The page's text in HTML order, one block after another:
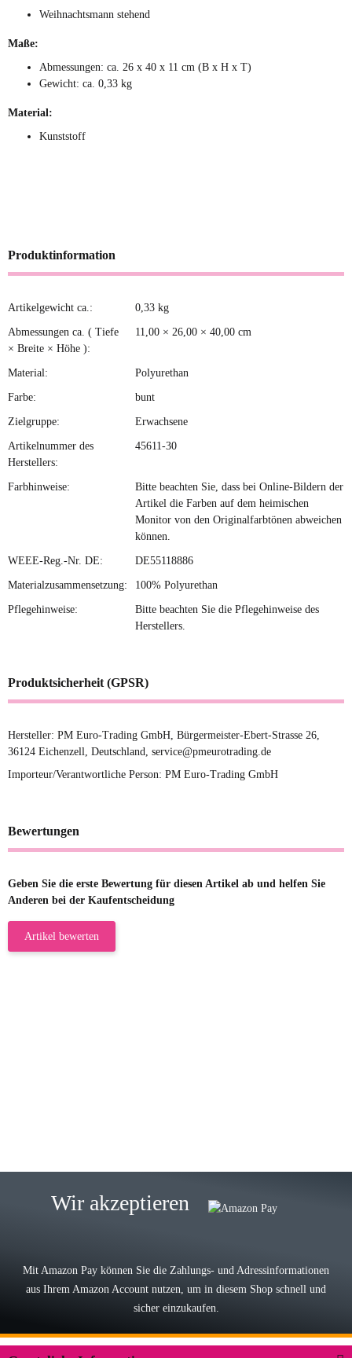
Weihnachtsmann stehend
Maße:
Abmessungen: ca. 26 x 40 x 11 cm (B x H x T)
Gewicht: ca. 0,33 kg
Material:
Kunststoff
Produktinformation
Produkteigenschaft
Wert
Artikelgewicht ca.: 0,33 kg
Abmessungen ca. ( Tiefe
× Breite × Höhe ):
11,00 × 26,00 × 40,00 cm
Material: Polyurethan
Farbe: bunt
Zielgruppe: Erwachsene
Artikelnummer des
Herstellers:
45611-30
Farbhinweise:
Bitte beachten Sie, dass bei Online-Bildern der
Artikel die Farben auf dem heimischen
Monitor von den Originalfarbtönen abweichen
können.
WEEE-Reg.-Nr. DE: DE55118886
Materialzusammensetzung: 100% Polyurethan
Pflegehinweise:
Bitte beachten Sie die Pflegehinweise des
Herstellers.
Produktsicherheit (GPSR)
Hersteller: PM Euro-Trading GmbH, Bürgermeister-Ebert-Strasse 26,
36124 Eichenzell, Deutschland, service@pmeurotrading.de
Importeur/Verantwortliche Person: PM Euro-Trading GmbH
Bewertungen
Geben Sie die erste Bewertung für diesen Artikel ab und helfen Sie
Anderen bei der Kaufentscheidung
Artikel bewerten
Lieferung, man kann bedenkenlos
Der Koffer macht einen sehr soliden
Wir akzeptieren
Mit Amazon Pay können Sie die Zahlungs- und Adressinformationen
aus Ihrem Amazon Account nutzen, um in diesem Shop schnell und
sicher einzukaufen.